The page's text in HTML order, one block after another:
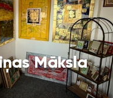
Māksla